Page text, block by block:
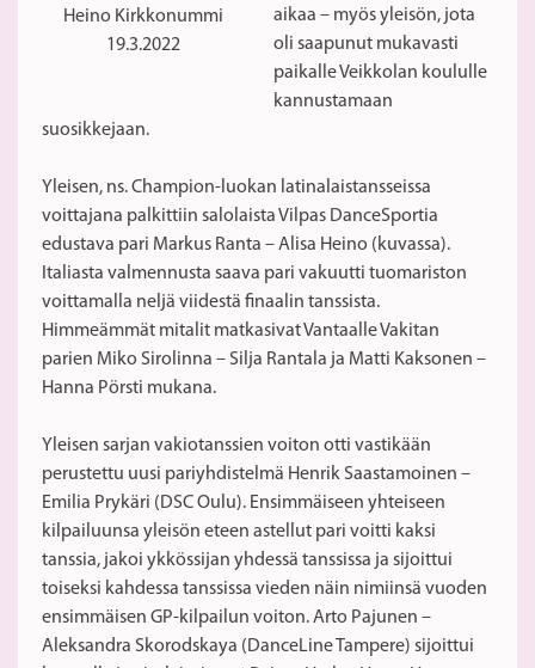
Heino Kirkkonummi
19.3.2022
aikaa – myös yleisön, jota
oli saapunut mukavasti
paikalle Veikkolan koululle
kannustamaan
suosikkejaan.
Yleisen, ns. Champion-luokan latinalaistansseissa
voittajana palkittiin salolaista Vilpas DanceSportia
edustava pari Markus Ranta – Alisa Heino (kuvassa).
Italiasta valmennusta saava pari vakuutti tuomariston
voittamalla neljä viidestä finaalin tanssista.
Himmeämmät mitalit matkasivat Vantaalle Vakitan
parien Miko Sirolinna – Silja Rantala ja Matti Kaksonen –
Hanna Pörsti mukana.
Yleisen sarjan vakiotanssien voiton otti vastikään
perustettu uusi pariyhdistelmä Henrik Saastamoinen –
Emilia Prykäri (DSC Oulu). Ensimmäiseen yhteiseen
kilpailuunsa yleisön eteen astellut pari voitti kaksi
tanssia, jakoi ykkössijan yhdessä tanssissa ja sijoittui
toiseksi kahdessa tanssissa vieden näin nimiinsä vuoden
ensimmäisen GP-kilpailun voiton. Arto Pajunen –
Aleksandra Skorodskaya (DanceLine Tampere) sijoittui